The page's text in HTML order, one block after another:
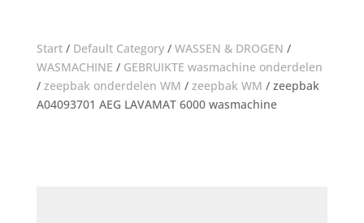
Start/ Default Category/ WASSEN & DROGEN /
WASMACHINE / GEBRUIKTE wasmachine onderdelen
/ zeepbak onderdelen WM / zeepbak WM / zeepbak
A04093701 AEG LAVAMAT 6000 wasmachine